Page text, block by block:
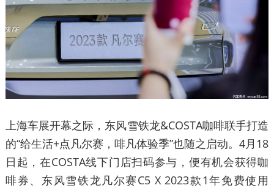
上海车展开幕之际，东风雪铁龙&COSTA咖啡联手打造
的“给生活+点凡尔赛，啡凡体验季”也随之启动。4月18
日起，在COSTA线下门店扫码参与，便有机会获得咖
啡券、东风雪铁龙凡尔赛C5 X 2023款1年免费使用